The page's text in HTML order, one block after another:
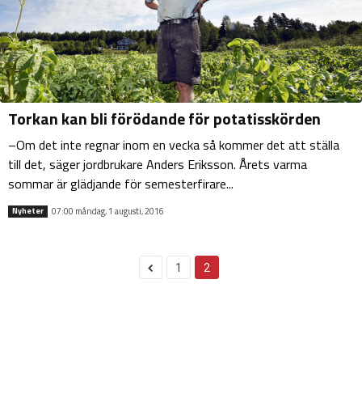
Torkan kan bli förödande för potatisskörden
–Om det inte regnar inom en vecka så kommer det att ställa
till det, säger jordbrukare Anders Eriksson. Årets varma
sommar är glädjande för semesterfirare...
Nyheter 07:00 måndag, 1 augusti, 2016
1 2